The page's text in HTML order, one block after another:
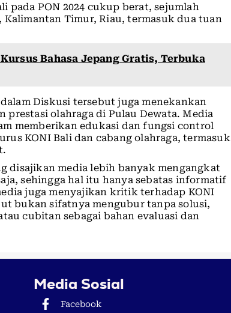
pada PON 2024 cukup berat, sejumlah
Timur, Riau, termasuk dua tuan
Bahasa Jepang Gratis, Terbuka
Diskusi tersebut juga menekankan
olahraga di Pulau Dewata. Media
memberikan edukasi dan fungsi control
KONI Bali dan cabang olahraga, termasuk
disajikan media lebih banyak mengangkat
sehingga hal itu hanya sebatas informatif
juga menyajikan kritik terhadap KONI
bukan sifatnya mengubur tanpa solusi,
cubitan sebagai bahan evaluasi dan
Media Sosial
Facebook